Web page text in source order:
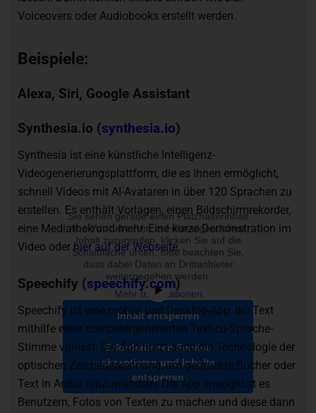
Voiceovers oder Audiobooks erstellt werden.
Beispiele:
Alexa, Siri, Google Assistant
Synthesia.io (synthesia.io)
Synthesia ist eine künstliche Intelligenz-
Videogenerierungsplattform, die es Ihnen ermöglicht,
schnell Videos mit AI-Avataren in über 120 Sprachen zu
erstellen. Es enthält Vorlagen, einen Bildschirmrekorder,
eine Mediathek und mehr. Eine kurze Demonstration im
Video oderhier auf der Webseite.
Sie sehen gerade einen Platzhalterinhalt
vonYoutube. Um auf den eigentlichen
Inhalt zuzugreifen, klicken Sie auf die
Schaltfläche unten. Bitte beachten Sie,
dass dabei Daten an Drittanbieter
weitergegeben werden.
Mehr Informationen
Inhalt entsperren
Erforderlichen Service
akzeptieren und Inhalte
entsperren
Speechify (speechify.com)
Speechify ist eine mobile und Desktop-App, die Text
mithilfe einer computergenerierten Text-zu-Sprache-
Stimme vorliest. Die App nutzt auch die Technologie der
optischen Zeichenerkennung, um gedruckte Bücher oder
Text in Audio umzuwandeln. Die App ermöglicht es
Benutzern, Fotos von Texten zu machen und diese dann